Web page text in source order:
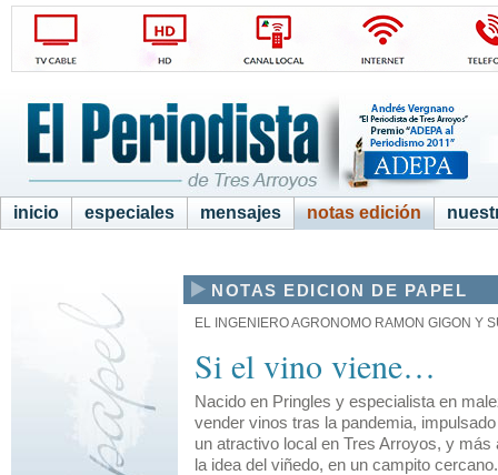
inicio especiales mensajes notas edición
NOTAS EDICION DE PAPEL
EL INGENIERO AGRONOMO RAMON GIGON Y
Si el vino viene…
Nacido en Pringles y especialista en
vender vinos tras la pandemia,
un atractivo local en Tres Arroyos, y
la idea del viñedo, en un campito